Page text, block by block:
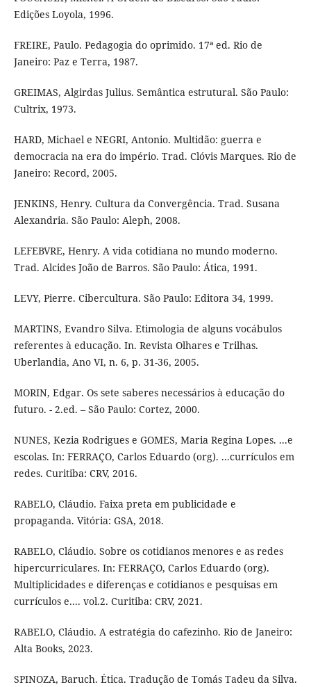
Edições Loyola, 1996.
FREIRE, Paulo. Pedagogia do oprimido. 17ª ed. Rio de
Janeiro: Paz e Terra, 1987.
GREIMAS, Algirdas Julius. Semântica estrutural. São Paulo:
Cultrix, 1973.
HARD, Michael e NEGRI, Antonio. Multidão: guerra e
democracia na era do império. Trad. Clóvis Marques. Rio de
Janeiro: Record, 2005.
JENKINS, Henry. Cultura da Convergência. Trad. Susana
Alexandria. São Paulo: Aleph, 2008.
LEFEBVRE, Henry. A vida cotidiana no mundo moderno.
Trad. Alcides João de Barros. São Paulo: Ática, 1991.
LEVY, Pierre. Cibercultura. São Paulo: Editora 34, 1999.
MARTINS, Evandro Silva. Etimologia de alguns vocábulos
referentes à educação. In. Revista Olhares e Trilhas.
Uberlandia, Ano VI, n. 6, p. 31-36, 2005.
MORIN, Edgar. Os sete saberes necessários à educação do
futuro. - 2.ed. – São Paulo: Cortez, 2000.
NUNES, Kezia Rodrigues e GOMES, Maria Regina Lopes. ...e
escolas. In: FERRAÇO, Carlos Eduardo (org). ...currículos em
redes. Curitiba: CRV, 2016.
RABELO, Cláudio. Faixa preta em publicidade e
propaganda. Vitória: GSA, 2018.
RABELO, Cláudio. Sobre os cotidianos menores e as redes
hipercurriculares. In: FERRAÇO, Carlos Eduardo (org).
Multiplicidades e diferenças e cotidianos e pesquisas em
currículos e.... vol.2. Curitiba: CRV, 2021.
RABELO, Cláudio. A estratégia do cafezinho. Rio de Janeiro:
Alta Books, 2023.
SPINOZA, Baruch. Ética. Tradução de Tomás Tadeu da Silva.